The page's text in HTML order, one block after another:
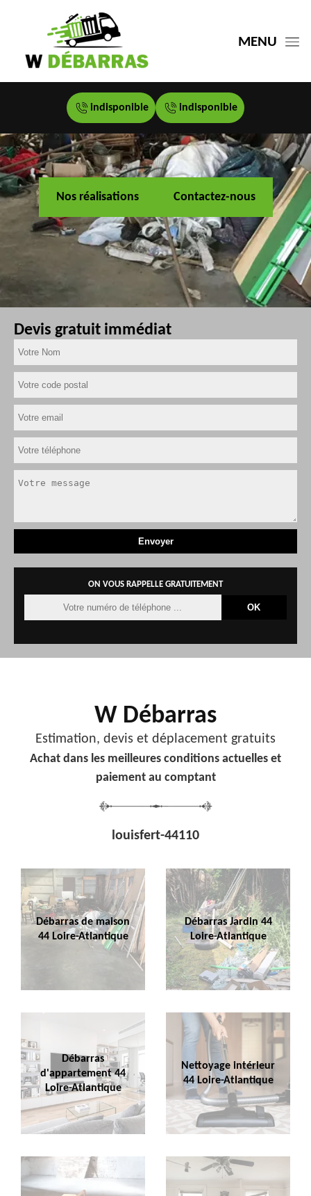
MENU
indisponible indisponible
Nos réalisations Contactez-nous
Devis gratuit immédiat
ON VOUS RAPPELLE GRATUITEMENT
W Débarras
Estimation, devis et déplacement gratuits
Achat dans les meilleures conditions actuelles et
paiement au comptant
louisfert-44110
Débarras de maison
44 Loire-Atlantique
Débarras Jardin 44
Loire-Atlantique
Débarras
d'appartement 44
Loire-Atlantique
Nettoyage intérieur
44 Loire-Atlantique